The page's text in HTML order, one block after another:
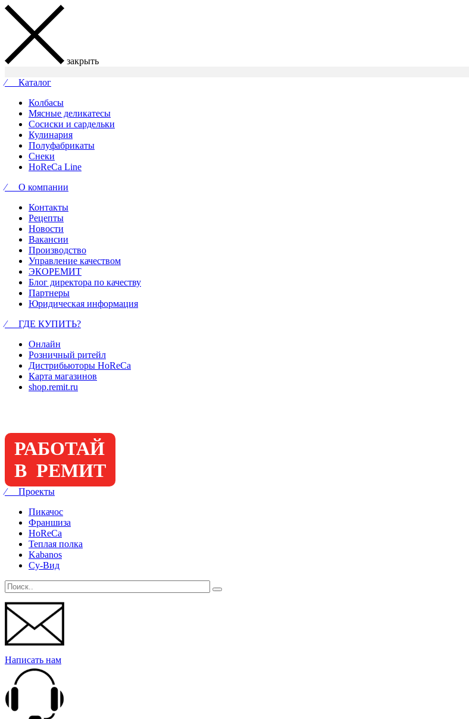
закрыть
⁄ Каталог
Колбасы
Мясные деликатесы
Сосиски и сардельки
Кулинария
Полуфабрикаты
Снеки
HoReCa Line
⁄ О компании
Контакты
Рецепты
Новости
Вакансии
Производство
Управление качеством
ЭКОРЕМИТ
Блог директора по качеству
Партнеры
Юридическая информация
⁄ ГДЕ КУПИТЬ?
Онлайн
Розничный ритейл
Дистрибьюторы HoReCa
Карта магазинов
shop.remit.ru
РАБОТАЙ
В РЕМИТ
⁄ Проекты
Пикачос
Франшиза
HoReCa
Теплая полка
Kabanos
Су-Вид
Написать нам